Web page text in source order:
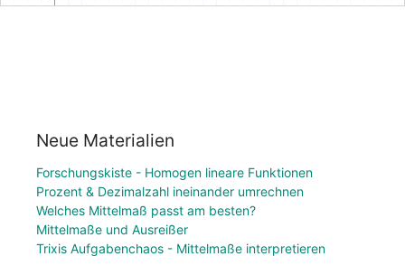
Neue Materialien
Forschungskiste - Homogen lineare Funktionen
Prozent & Dezimalzahl ineinander umrechnen
Welches Mittelmaß passt am besten?
Mittelmaße und Ausreißer
Trixis Aufgabenchaos - Mittelmaße interpretieren